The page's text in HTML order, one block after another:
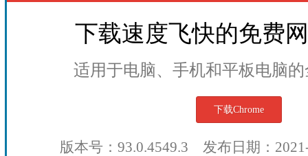
下载速度飞快的免费
适用于电脑、手机和平板电脑
下载Chrome
版本号：93.0.4549.3 发布日期：